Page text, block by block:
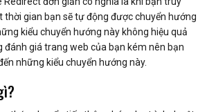
thời gian bạn sẽ tự động được chuyển hướng
kiểu chuyển hướng này không hiệu quả
đánh giá trang web của bạn kém nên bạn
những kiểu chuyển hướng này.